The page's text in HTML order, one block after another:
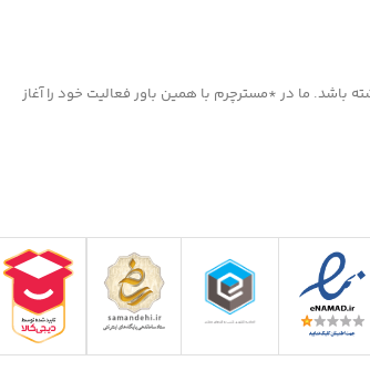
باشد. ما در *مسترچرم با همین باور فعالیت خود را آغاز